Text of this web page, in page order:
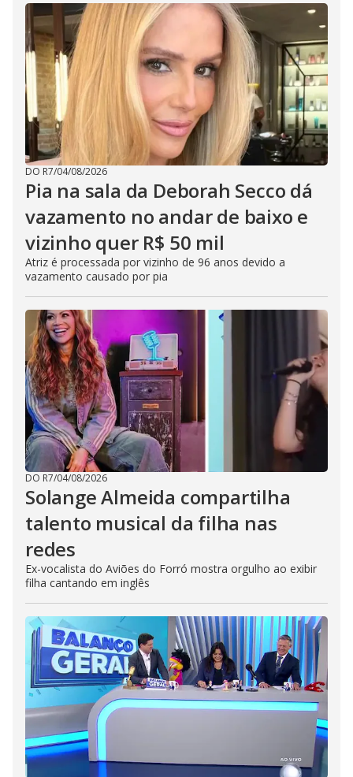
DO R7/04/08/2026
Pia na sala da Deborah Secco dá
vazamento no andar de baixo e
vizinho quer R$ 50 mil
Atriz é processada por vizinho de 96 anos devido a
vazamento causado por pia
DO R7/04/08/2026
Solange Almeida compartilha
talento musical da filha nas
redes
Ex-vocalista do Aviões do Forró mostra orgulho ao exibir
filha cantando em inglês